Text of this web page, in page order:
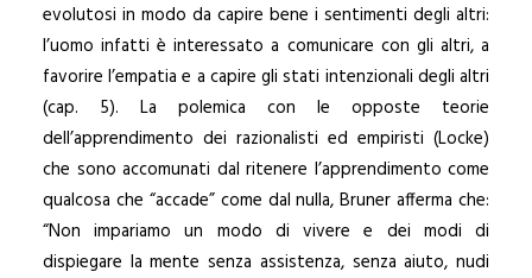
evolutosi in modo da capire bene i sentimenti degli altri:
l’uomo infatti è interessato a comunicare con gli altri, a
favorire l’empatia e a capire gli stati intenzionali degli altri
(cap. 5). La polemica con le opposte teorie
dell’apprendimento dei razionalisti ed empiristi (Locke)
che sono accomunati dal ritenere l’apprendimento come
qualcosa che “accade” come dal nulla, Bruner afferma che:
“Non impariamo un modo di vivere e dei modi di
dispiegare la mente senza assistenza, senza aiuto, nudi